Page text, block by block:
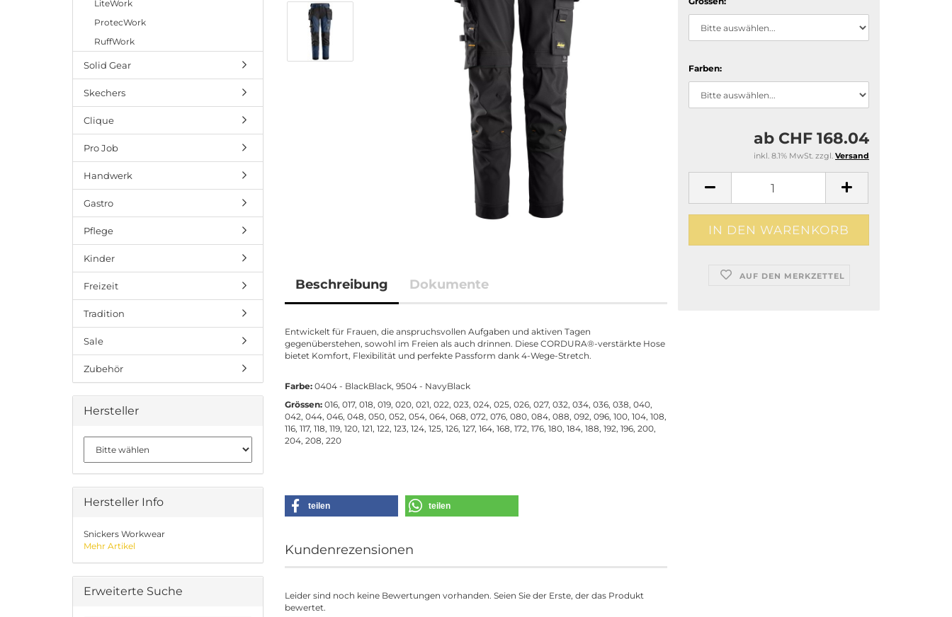
Farben:
ab CHF 168.04
inkl. 8.1% MwSt. zzgl. Versand
AUF DEN MERKZETTEL
Beschreibung Dokumente
Entwickelt für Frauen, die anspruchsvollen Aufgaben und aktiven Tagen
gegenüberstehen, sowohl im Freien als auch drinnen. Diese CORDURA®-verstärkte Hose
bietet Komfort, Flexibilität und perfekte Passform dank 4-Wege-Stretch.
Farbe: 0404 - BlackBlack, 9504 - NavyBlack
Grössen: 016, 017, 018, 019, 020, 021, 022, 023, 024, 025, 026, 027, 032, 034, 036, 038, 040,
042, 044, 046, 048, 050, 052, 054, 064, 068, 072, 076, 080, 084, 088, 092, 096, 100, 104, 108,
116, 117, 118, 119, 120, 121, 122, 123, 124, 125, 126, 127, 164, 168, 172, 176, 180, 184, 188, 192, 196, 200,
204, 208, 220
teilen teilen
Kundenrezensionen
Leider sind noch keine Bewertungen vorhanden. Seien Sie der Erste, der das Produkt
bewertet.
LiteWork
ProtecWork
RuffWork
Solid Gear
Skechers
Clique
Pro Job
Handwerk
Gastro
Pflege
Kinder
Freizeit
Tradition
Sale
Zubehör
Hersteller
Hersteller Info
Snickers Workwear
Mehr Artikel
Erweiterte Suche